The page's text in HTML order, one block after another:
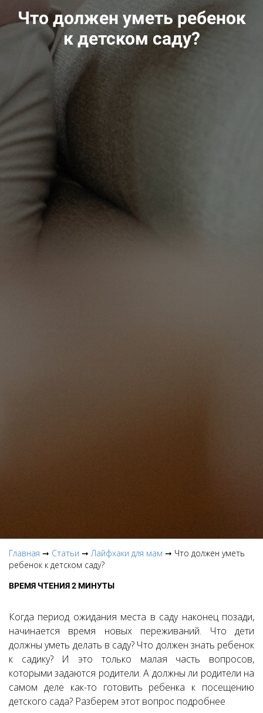
Что должен уметь ребенок
к детском саду?
Главная ➞ Статьи ➞ Лайфхаки для мам ➞ Что должен уметь
ребенок к детском саду?
ВРЕМЯ ЧТЕНИЯ 2 МИНУТЫ
Когда период ожидания места в саду наконец позади,
начинается время новых переживаний. Что дети
должны уметь делать в саду? Что должен знать ребенок
к садику? И это только малая часть вопросов,
которыми задаются родители. А должны ли родители на
самом деле как-то готовить ребенка к посещению
детского сада? Разберем этот вопрос подробнее